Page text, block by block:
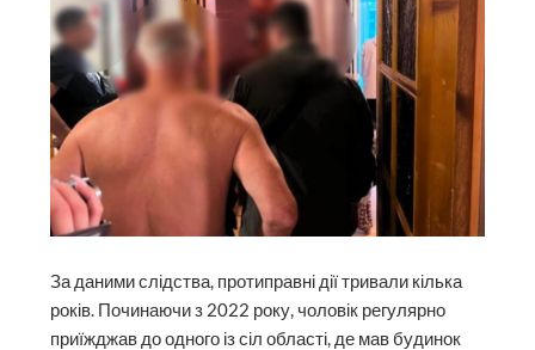
За даними слідства, протиправні дії тривали кілька
років. Починаючи з 2022 року, чоловік регулярно
приїжджав до одного із сіл області, де мав будинок